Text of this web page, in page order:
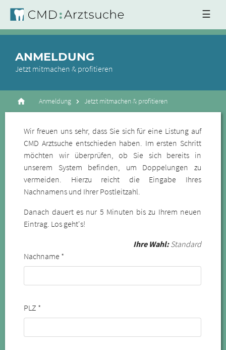
☰
ANMELDUNG
Jetzt mitmachen & profitieren
Anmeldung Jetzt mitmachen & profitieren
Wir freuen uns sehr, dass Sie sich für eine Listung auf
CMD Arztsuche entschieden haben. Im ersten Schritt
möchten wir überprüfen, ob Sie sich bereits in
unserem System befinden, um Doppelungen zu
vermeiden. Hierzu reicht die Eingabe Ihres
Nachnamens und Ihrer Postleitzahl.
Danach dauert es nur 5 Minuten bis zu Ihrem neuen
Eintrag. Los geht's!
Ihre Wahl:Standard
Nachname *
PLZ *